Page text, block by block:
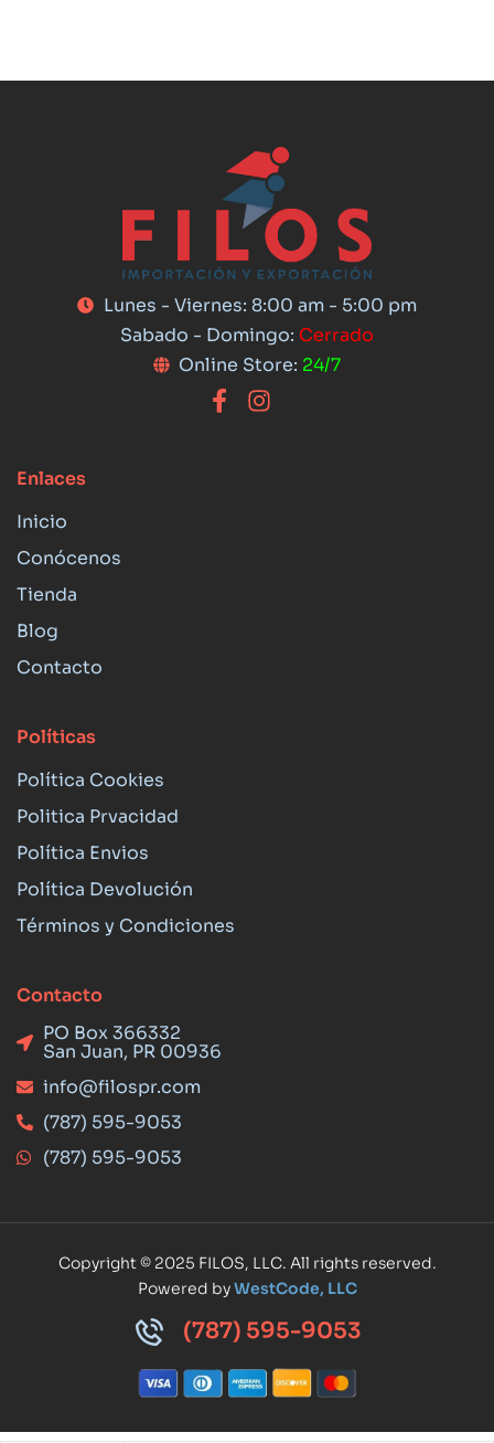
Lunes - Viernes: 8:00 am - 5:00 pm
Sabado - Domingo: Cerrado
Online Store: 24/7
Enlaces
Inicio
Conócenos
Tienda
Blog
Contacto
Políticas
Política Cookies
Politica Prvacidad
Política Envios
Política Devolución
Términos y Condiciones
Contacto
PO Box 366332
San Juan, PR 00936
info@filospr.com
(787) 595-9053
(787) 595-9053
Copyright © 2025 FILOS, LLC. All rights reserved.
Powered byWestCode, LLC
(787) 595-9053